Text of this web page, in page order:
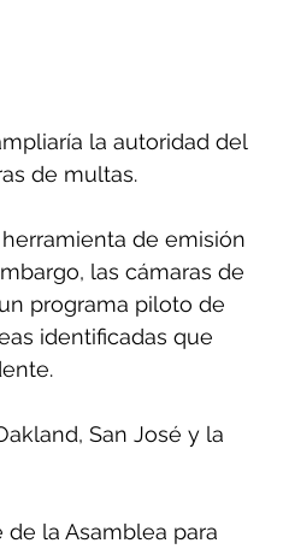
la autoridad del
de multas.
de emisión
las cámaras de
programa piloto de
identificadas que
San José y la
la Asamblea para